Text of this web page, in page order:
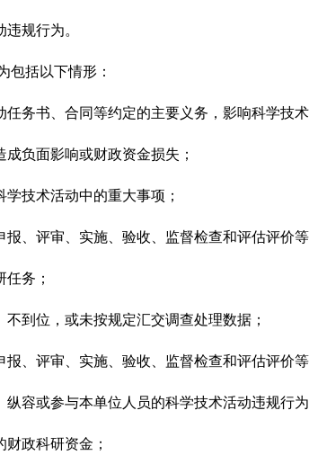
规行为。
括以下情形：
书、合同等约定的主要义务，影响科学技术
负面影响或财政资金损失；
技术活动中的重大事项；
评审、实施、验收、监督检查和评估评价等
务；
位，或未按规定汇交调查处理数据；
评审、实施、验收、监督检查和评估评价等
或参与本单位人员的科学技术活动违规行为
政科研资金；